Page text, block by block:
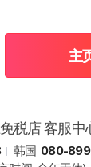
主
税店 客服中
韩国 080-